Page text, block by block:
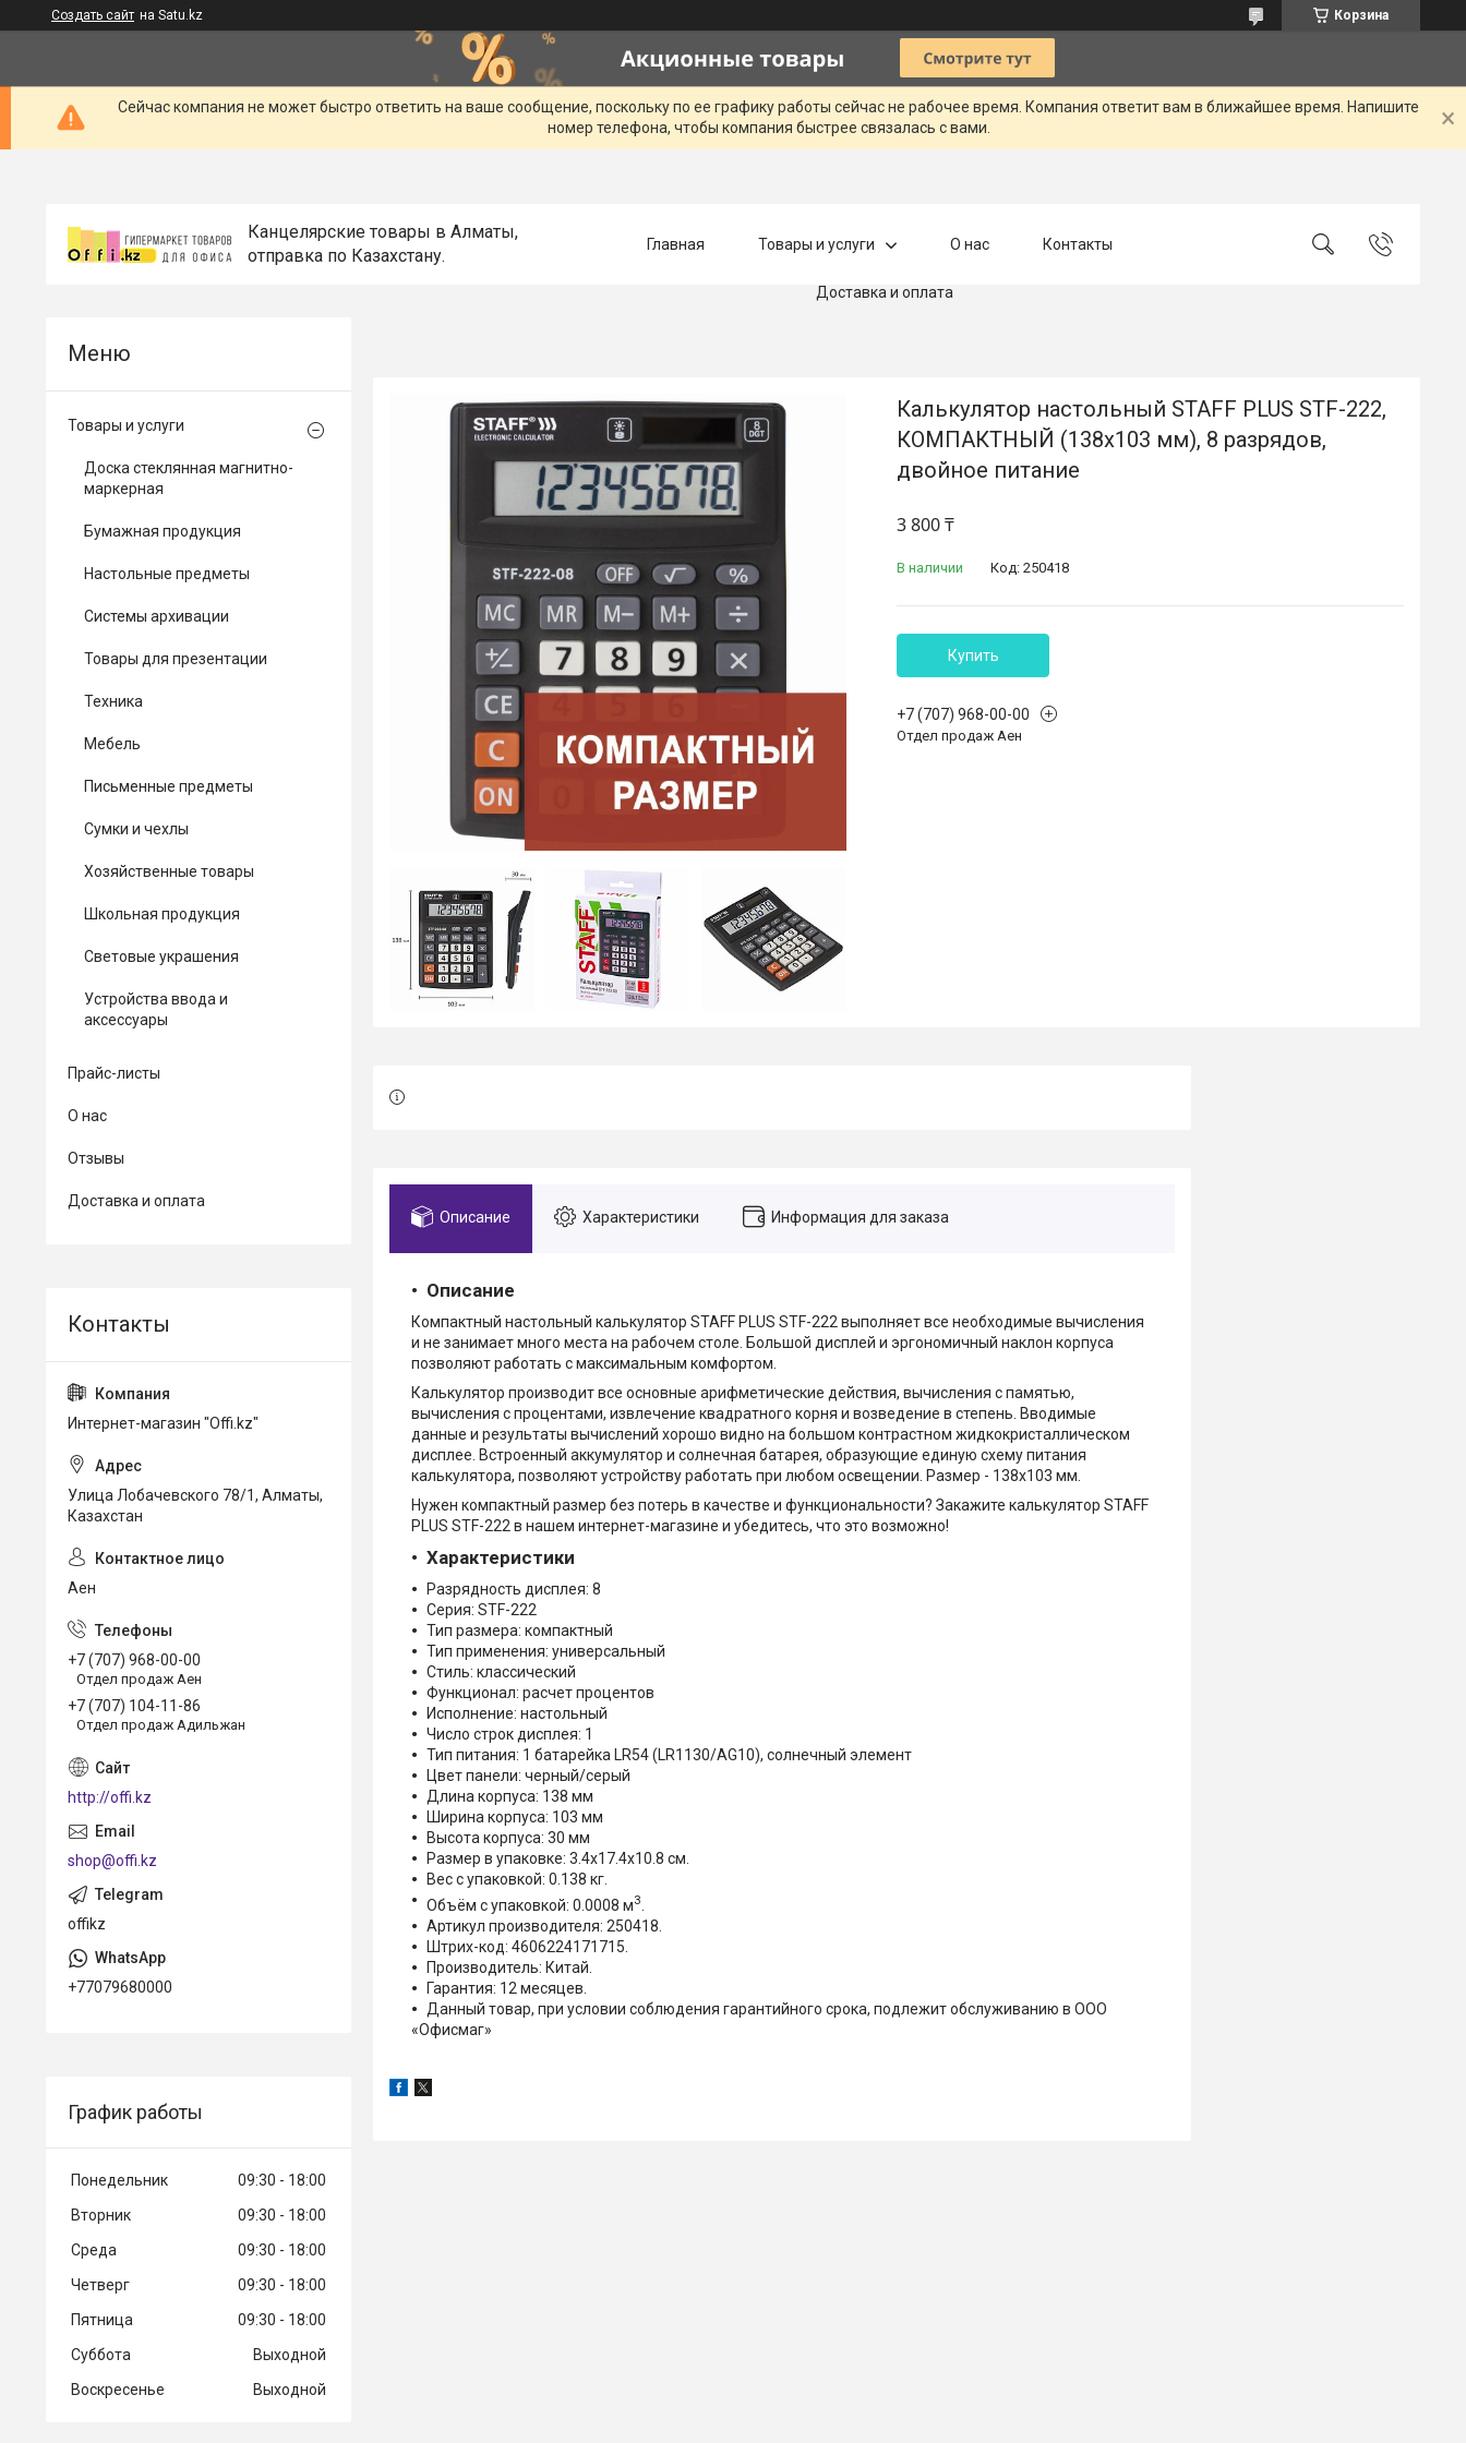
Создать сайт на Satu.kz Корзина
Сейчас компания не может быстро ответить на ваше сообщение, поскольку по ее графику работы сейчас не рабочее время. Компания ответит вам в ближайшее время. Напишите
номер телефона, чтобы компания быстрее связалась с вами.
Канцелярские товары в Алматы,
отправка по Казахстану.
Главная Товары и услуги О нас Контакты
Доставка и оплата
Калькулятор настольный STAFF PLUS STF-222,
КОМПАКТНЫЙ (138x103 мм), 8 разрядов,
двойное питание
3 800 ₸
В наличии Код: 250418
Купить
+7 (707) 968-00-00
Отдел продаж Аен
Описание Характеристики Информация для заказа
Описание
Компактный настольный калькулятор STAFF PLUS STF-222 выполняет все необходимые вычисления
и не занимает много места на рабочем столе. Большой дисплей и эргономичный наклон корпуса
позволяют работать с максимальным комфортом.
Калькулятор производит все основные арифметические действия, вычисления с памятью,
вычисления с процентами, извлечение квадратного корня и возведение в степень. Вводимые
данные и результаты вычислений хорошо видно на большом контрастном жидкокристаллическом
дисплее. Встроенный аккумулятор и солнечная батарея, образующие единую схему питания
калькулятора, позволяют устройству работать при любом освещении. Размер - 138x103 мм.
Нужен компактный размер без потерь в качестве и функциональности? Закажите калькулятор STAFF
PLUS STF-222 в нашем интернет-магазине и убедитесь, что это возможно!
Характеристики
Разрядность дисплея: 8
Серия: STF-222
Тип размера: компактный
Тип применения: универсальный
Стиль: классический
Функционал: расчет процентов
Исполнение: настольный
Число строк дисплея: 1
Тип питания: 1 батарейка LR54 (LR1130/AG10), солнечный элемент
Цвет панели: черный/серый
Длина корпуса: 138 мм
Ширина корпуса: 103 мм
Высота корпуса: 30 мм
Размер в упаковке: 3.4x17.4x10.8 см.
Вес с упаковкой: 0.138 кг.
Объём с упаковкой: 0.0008 м3
Артикул производителя: 250418.
Штрих-код: 4606224171715.
Производитель: Китай.
Гарантия: 12 месяцев.
Данный товар, при условии соблюдения гарантийного срока, подлежит обслуживанию в ООО
«Офисмаг»
Товары и услуги
Доска стеклянная магнитно-
маркерная
Бумажная продукция
Настольные предметы
Системы архивации
Товары для презентации
Техника
Мебель
Письменные предметы
Сумки и чехлы
Хозяйственные товары
Школьная продукция
Световые украшения
Устройства ввода и
аксессуары
Прайс-листы
О нас
Отзывы
Доставка и оплата
Интернет-магазин "Offi.kz"
Улица Лобачевского 78/1, Алматы,
Казахстан
Аен
+7 (707) 968-00-00
Отдел продаж Аен
+7 (707) 104-11-86
Отдел продаж Адильжан
http://offi.kz
shop@offi.kz
offikz
+77079680000
График работы
Понедельник 09:30
18:00
Вторник
09:30
18:00
Среда
09:30
18:00
Четверг
09:30
18:00
Пятница
09:30
18:00
Суббота
Выходной
Воскресенье
Выходной